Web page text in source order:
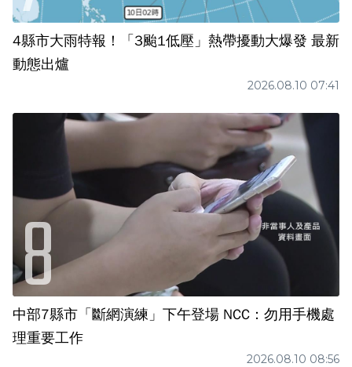
4縣市大雨特報！「3颱1低壓」熱帶擾動大爆發 最新
動態出爐
2026.08.10 07:41
中部7縣市「斷網演練」下午登場 NCC：勿用手機處
理重要工作
2026.08.10 08:56